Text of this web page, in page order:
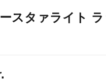
スタァライト